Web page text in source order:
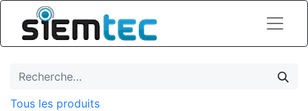
Tous les produits